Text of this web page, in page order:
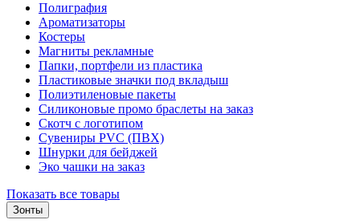
Полиграфия
Ароматизаторы
Костеры
Магниты рекламные
Папки, портфели из пластика
Пластиковые значки под вкладыш
Полиэтиленовые пакеты
Силиконовые промо браслеты на заказ
Скотч с логотипом
Сувениры PVC (ПВХ)
Шнурки для бейджей
Эко чашки на заказ
Показать все товары
Зонты